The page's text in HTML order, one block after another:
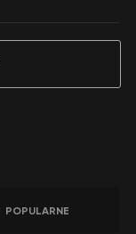
POPULARNE